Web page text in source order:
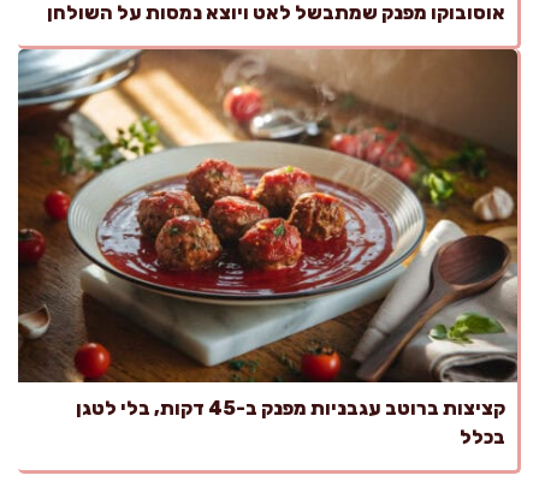
אוסובוקו מפנק שמתבשל לאט ויוצא נמסות על השולחן
קציצות ברוטב עגבניות מפנק ב-45 דקות, בלי לטגן
בכלל